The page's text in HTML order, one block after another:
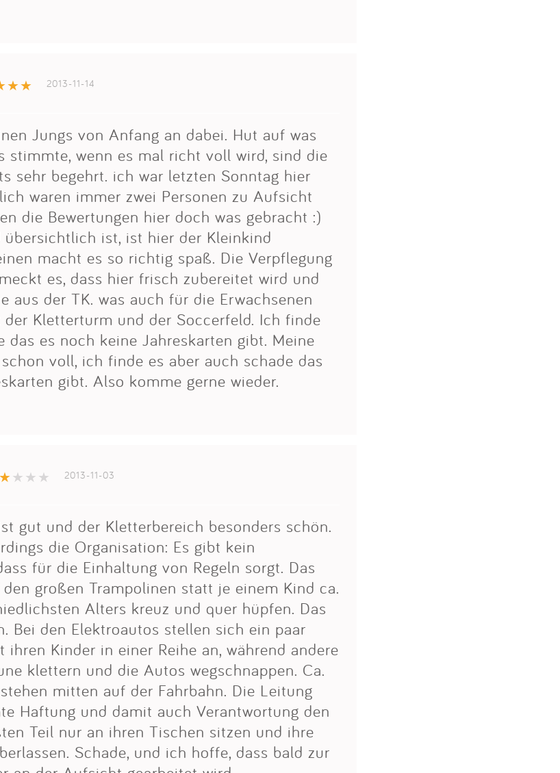
2013-11-14
Jungs von Anfang an dabei. Hut auf was
stimmte, wenn es mal richt voll wird, sind die
sehr begehrt. ich war letzten Sonntag hier
waren immer zwei Personen zu Aufsicht
die Bewertungen hier doch was gebracht :)
übersichtlich ist, ist hier der Kleinkind
macht es so richtig spaß. Die Verpflegung
es, dass hier frisch zubereitet wird und
aus der TK. was auch für die Erwachsenen
Kletterturm und der Soccerfeld. Ich finde
das es noch keine Jahreskarten gibt. Meine
voll, ich finde es aber auch schade das
gibt. Also komme gerne wieder.
2013-11-03
gut und der Kletterbereich besonders schön.
die Organisation: Es gibt kein
für die Einhaltung von Regeln sorgt. Das
großen Trampolinen statt je einem Kind ca.
Alters kreuz und quer hüpfen. Das
Bei den Elektroautos stellen sich ein paar
Kinder in einer Reihe an, während andere
klettern und die Autos wegschnappen. Ca.
mitten auf der Fahrbahn. Die Leitung
Haftung und damit auch Verantwortung den
Teil nur an ihren Tischen sitzen und ihre
Schade, und ich hoffe, dass bald zur